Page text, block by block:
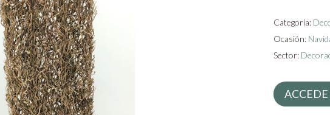
Categoría:
Ocasión:
Sector:
ACCEDE